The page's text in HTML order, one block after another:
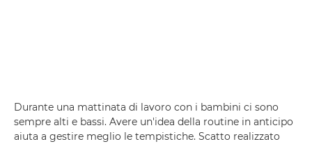
Durante una mattinata di lavoro con i bambini ci sono
sempre alti e bassi. Avere un'idea della routine in anticipo
aiuta a gestire meglio le tempistiche. Scatto realizzato